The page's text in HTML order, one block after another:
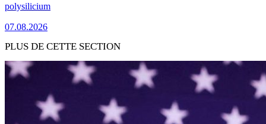
polysilicium
07.08.2026
PLUS DE CETTE SECTION